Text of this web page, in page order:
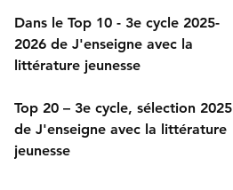
Dans le Top 10 - 3e cycle 2025-
2026 de J'enseigne avec la
littérature jeunesse
Top 20 – 3e cycle, sélection 2025
de J'enseigne avec la littérature
jeunesse